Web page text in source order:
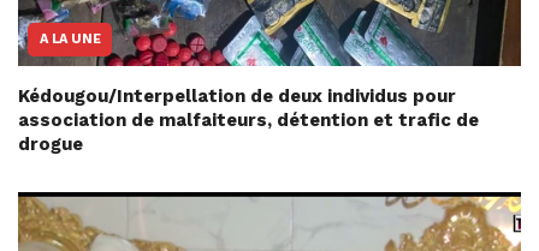
A LA UNE
Kédougou/Interpellation de deux individus pour
association de malfaiteurs, détention et trafic de
drogue